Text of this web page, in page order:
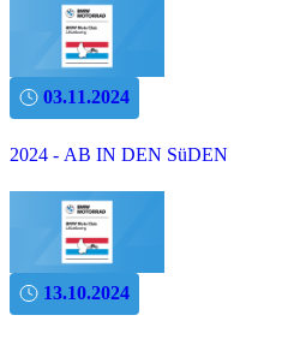
03.11.2024
2024 - AB IN DEN SüDEN
13.10.2024